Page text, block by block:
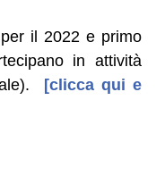
il 2022 e primo
in attività
[clicca qui e